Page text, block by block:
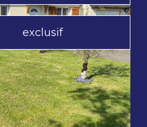
exclusif